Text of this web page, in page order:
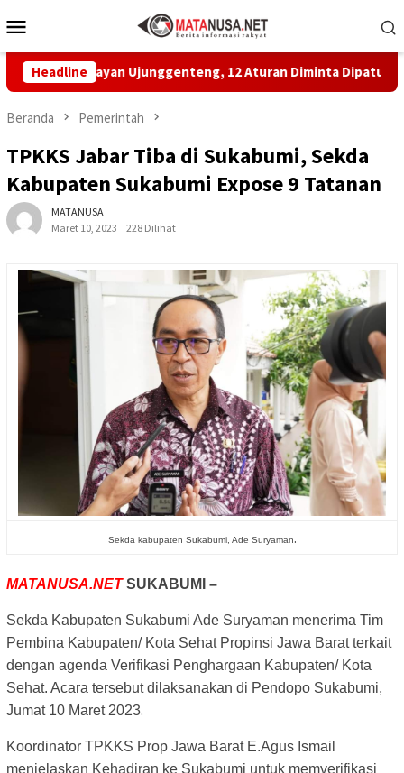
ke
Mobile
Headline
Ujunggenteng, 12 Aturan Diminta Dipatuhi
Beranda Pemerintah
TPKKS Jabar Tiba di Sukabumi, Sekda
Kabupaten Sukabumi Expose 9 Tatanan
MATANUSA
Maret 10, 2023
228 Dilihat
Sekda kabupaten Sukabumi, Ade Suryaman.
MATANUSA.NETSUKABUMI –
Sekda Kabupaten Sukabumi Ade Suryaman menerima Tim
Pembina Kabupaten/ Kota Sehat Propinsi Jawa Barat terkait
dengan agenda Verifikasi Penghargaan Kabupaten/ Kota
Sehat. Acara tersebut dilaksanakan di Pendopo Sukabumi,
Jumat 10 Maret 2023.
Koordinator TPKKS Prop Jawa Barat E.Agus Ismail
menjelaskan Kehadiran ke Sukabumi untuk memverifikasi